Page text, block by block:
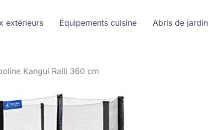
extérieurs Équipements cuisine Abris de jardin
Kangui Ralli 360 cm